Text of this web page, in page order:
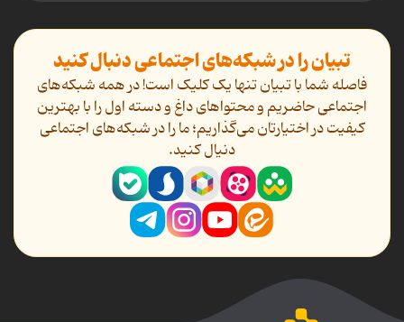
تبیان را در شبکه‌های اجتماعی دنبال کنید
فاصله شما با تبیان تنها یک کلیک است! در همه شبکه‌های
اجتماعی حاضریم و محتواهای داغ و دسته اول را با بهترین
کیفیت در اختیارتان می‌گذاریم؛ ما را در شبکه‌های اجتماعی
دنیال کنید.